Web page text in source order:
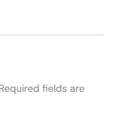
Required fields are